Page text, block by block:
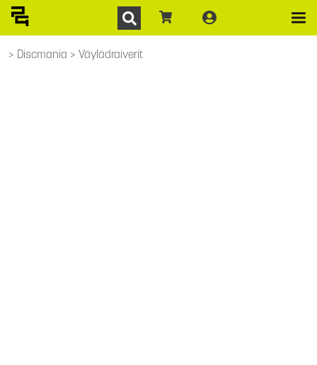
Discmania Väylädraiverit